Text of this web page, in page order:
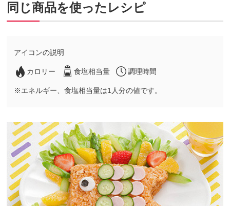
同じ商品を使ったレシピ
アイコンの説明
カロリー 食塩相当量 調理時間
※エネルギー、食塩相当量は1人分の値です。